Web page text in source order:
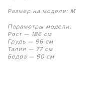
Размер на модели: M
Параметры модели:
Рост — 186 см
Грудь — 96 см
Талия — 77 см
Бедра — 90 см